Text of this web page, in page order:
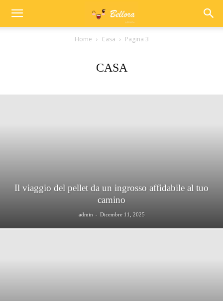
Home Casa Pagina 3
CASA
Il viaggio del pellet da un ingrosso affidabile al tuo
camino
admin - Dicembre 11, 2025